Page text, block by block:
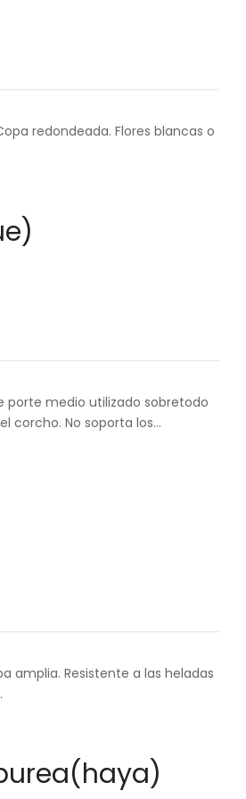
redondeada. Flores blancas o
porte medio utilizado sobretodo
corcho. No soporta los…
amplia. Resistente a las heladas